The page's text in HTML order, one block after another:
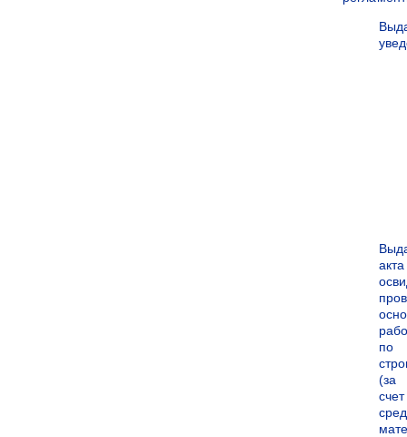
акта
по
(за
счет